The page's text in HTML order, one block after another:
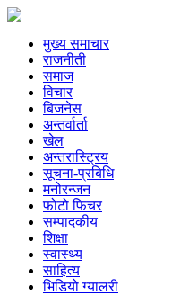
मुख्य समाचार
राजनीती
समाज
विचार
बिजनेस
अन्तर्वार्ता
खेल
अन्तरास्ट्रिय
सूचना-प्रबिधि
मनोरन्जन
फोटो फिचर
सम्पादकीय
शिक्षा
स्वास्थ्य
साहित्य
भिडियो ग्यालरी